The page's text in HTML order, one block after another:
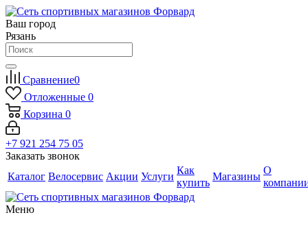
Ваш город
Рязань
Сравнение0
Отложенные 0
Корзина 0
+7 921 254 75 05
Заказать звонок
Каталог Велосервис Акции Услуги
Как
купить
Магазины
О
Меню